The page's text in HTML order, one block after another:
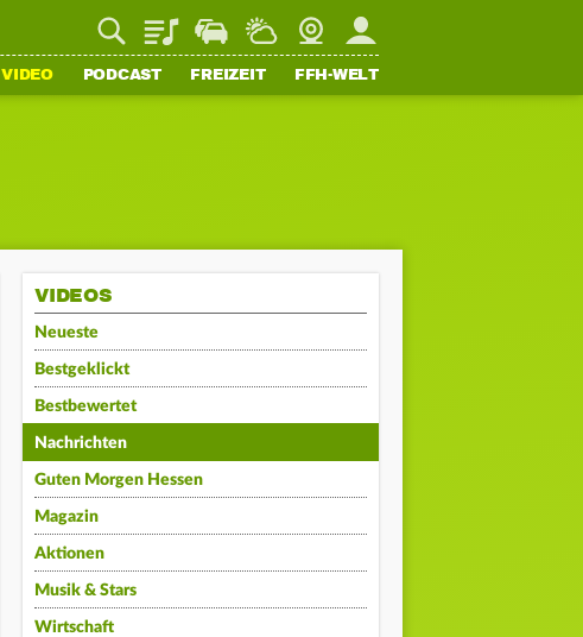
PlaylistStaupilotWetterWebcamMein FFH
VIDEO PODCAST FREIZEIT FFH-WELT
VIDEOS
Neueste
Bestgeklickt
Bestbewertet
Nachrichten
Guten Morgen Hessen
Magazin
Aktionen
Musik & Stars
Wirtschaft